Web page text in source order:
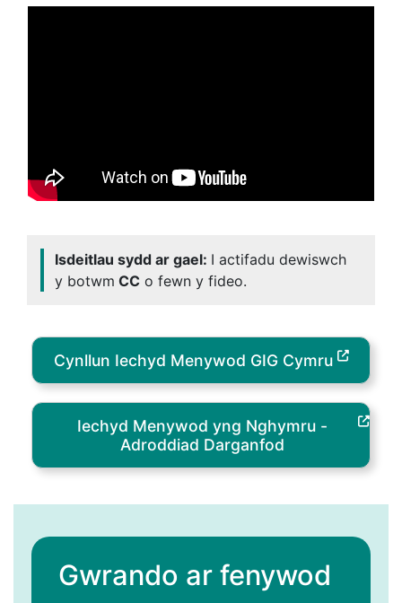
Isdeitlau sydd ar gael: I actifadu dewiswch
y botwm CC o fewn y fideo.
Cynllun Iechyd Menywod GIG Cymru
Iechyd Menywod yng Nghymru -
Adroddiad Darganfod
Gwrando ar fenywod